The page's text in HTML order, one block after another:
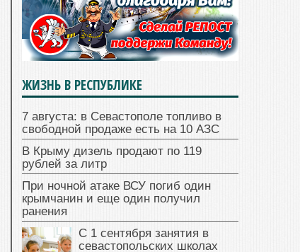
ЖИЗНЬ В РЕСПУБЛИКЕ
7 августа: в Севастополе топливо в
свободной продаже есть на 10 АЗС
В Крыму дизель продают по 119
рублей за литр
При ночной атаке ВСУ погиб один
крымчанин и еще один получил
ранения
С 1 сентября занятия в
севастопольских школах